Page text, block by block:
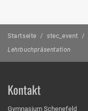
Startseite / stec_event /
Lehrbuchpräsentation
Kontakt
Gymnasium Schenefeld